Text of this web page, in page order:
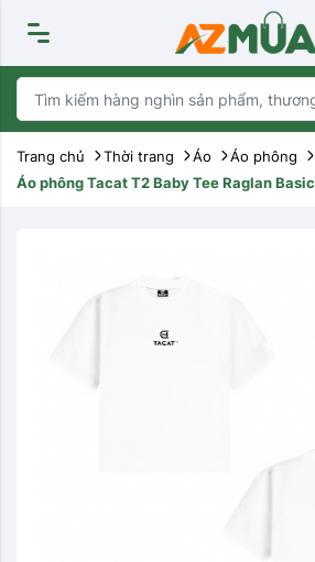
Trang chủ Thời trang Áo
Áo phông
Áo phông Tacat T2 Baby Tee Raglan Basic